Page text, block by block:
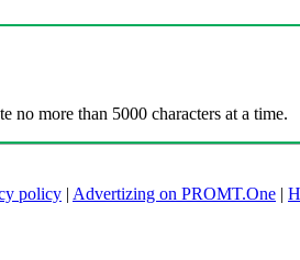
no more than 5000 characters at a time.
policy | Advertizing on PROMT.One |